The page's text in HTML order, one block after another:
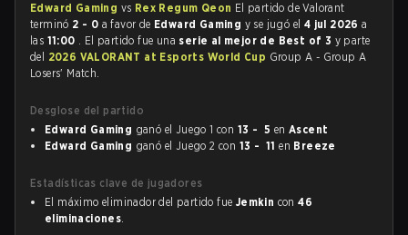
Edward Gaming vs Rex Regum Qeon El partido de Valorant
terminó 2 - 0 a favor de Edward Gaming y se jugó el 4 jul 2026a
las 11:00 . El partido fue una serie al mejor de Best of 3 y parte
del 2026 VALORANT at Esports World Cup Group A - Group A
Losers' Match.
Desglose del partido
Edward Gaming ganó el Juego 1 con 13 - 5 enAscent
Edward Gaming ganó el Juego 2 con 13 - 11 en Breeze
Estadísticas clave de jugadores
El máximo eliminador del partido fue Jemkin con46
eliminaciones.